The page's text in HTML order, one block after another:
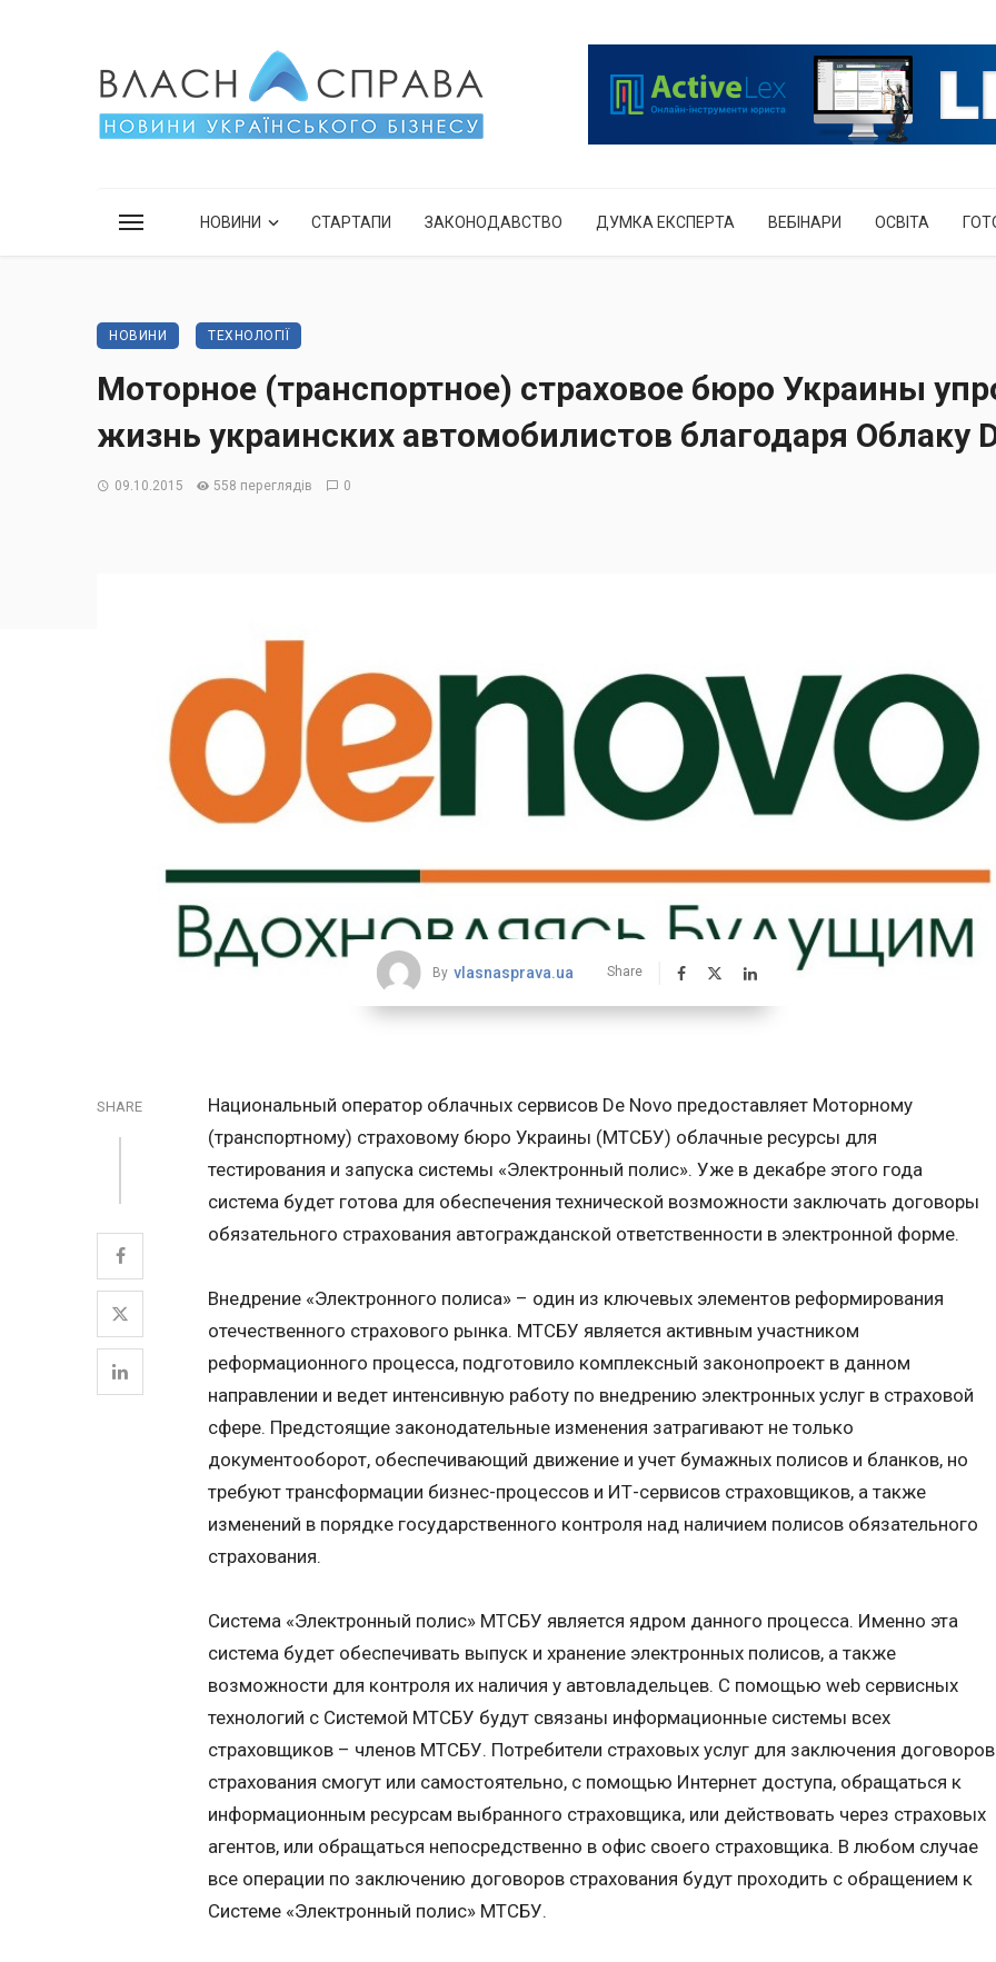
НОВИНИ СТАРТАПИ ЗАКОНОДАВСТВО ДУМКА ЕКСПЕРТА ВЕБІНАРИ ОСВІТА
НОВИНИ ТЕХНОЛОГІЇ
Моторное (транспортное) страховое бюро Украины
жизнь украинских автомобилистов благодаря Облаку
09.10.2015 558 переглядів 0
By vlasnasprava.ua Share
SHARE
Национальный оператор облачных сервисов De Novo предоставляет Моторному
(транспортному) страховому бюро Украины (МТСБУ) облачные ресурсы для
тестирования и запуска системы «Электронный полис». Уже в декабре этого года
система будет готова для обеспечения технической возможности заключать договоры
обязательного страхования автогражданской ответственности в электронной форме.
Внедрение «Электронного полиса» – один из ключевых элементов реформирования
отечественного страхового рынка. МТСБУ является активным участником
реформационного процесса, подготовило комплексный законопроект в данном
направлении и ведет интенсивную работу по внедрению электронных услуг в страховой
сфере. Предстоящие законодательные изменения затрагивают не только
документооборот, обеспечивающий движение и учет бумажных полисов и бланков, но
требуют трансформации бизнес-процессов и ИТ-сервисов страховщиков, а также
изменений в порядке государственного контроля над наличием полисов обязательного
страхования.
Система «Электронный полис» МТСБУ является ядром данного процесса. Именно эта
система будет обеспечивать выпуск и хранение электронных полисов, а также
возможности для контроля их наличия у автовладельцев. С помощью web сервисных
технологий с Системой МТСБУ будут связаны информационные системы всех
страховщиков – членов МТСБУ. Потребители страховых услуг для заключения договоров
страхования смогут или самостоятельно, с помощью Интернет доступа, обращаться к
информационным ресурсам выбранного страховщика, или действовать через страховых
агентов, или обращаться непосредственно в офис своего страховщика. В любом случае
все операции по заключению договоров страхования будут проходить с обращением к
Системе «Электронный полис» МТСБУ.